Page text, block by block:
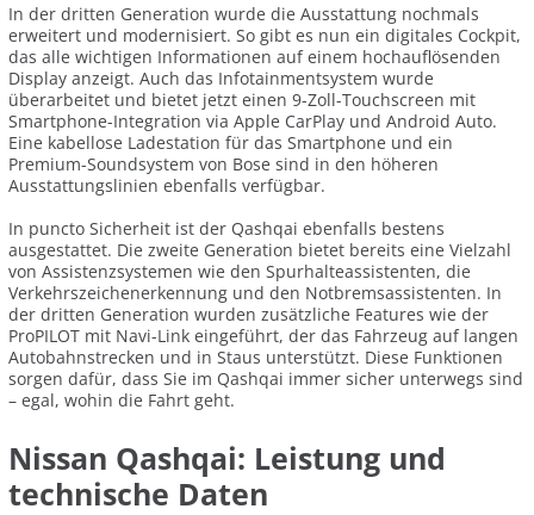
In der dritten Generation wurde die Ausstattung nochmals
erweitert und modernisiert. So gibt es nun ein digitales Cockpit,
das alle wichtigen Informationen auf einem hochauflösenden
Display anzeigt. Auch das Infotainmentsystem wurde
überarbeitet und bietet jetzt einen 9-Zoll-Touchscreen mit
Smartphone-Integration via Apple CarPlay und Android Auto.
Eine kabellose Ladestation für das Smartphone und ein
Premium-Soundsystem von Bose sind in den höheren
Ausstattungslinien ebenfalls verfügbar.
In puncto Sicherheit ist der Qashqai ebenfalls bestens
ausgestattet. Die zweite Generation bietet bereits eine Vielzahl
von Assistenzsystemen wie den Spurhalteassistenten, die
Verkehrszeichenerkennung und den Notbremsassistenten. In
der dritten Generation wurden zusätzliche Features wie der
ProPILOT mit Navi-Link eingeführt, der das Fahrzeug auf langen
Autobahnstrecken und in Staus unterstützt. Diese Funktionen
sorgen dafür, dass Sie im Qashqai immer sicher unterwegs sind
– egal, wohin die Fahrt geht.
Nissan Qashqai: Leistung und
technische Daten